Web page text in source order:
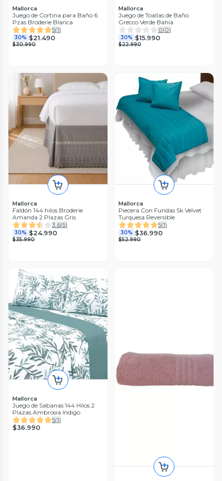
Mallorca
Juego de Cortina para Baño 6
Pzas Broderie Blanca
5(1)
30% $21.490
$30.990
Mallorca
Juego de Toallas de Baño
Grecco Verde Bahía
0(0)
30% $15.990
$22.990
Mallorca
Faldón 144 hilos Broderie
Amanda 2 Plazas Gris
3.6(5)
30% $24.990
$35.990
Mallorca
Piecera Con Fundas Sk Velvet
Turquesa Reversible
5(1)
30% $36.990
$52.990
Mallorca
Juego de Sabanas 144 Hilos 2
Plazas Ambrosia Indigo
5(1)
$36.990